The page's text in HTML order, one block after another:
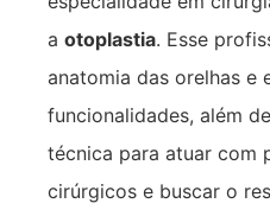
a otoplastia. Esse
anatomia das orelhas e
funcionalidades, além
técnica para atuar com
cirúrgicos e buscar o